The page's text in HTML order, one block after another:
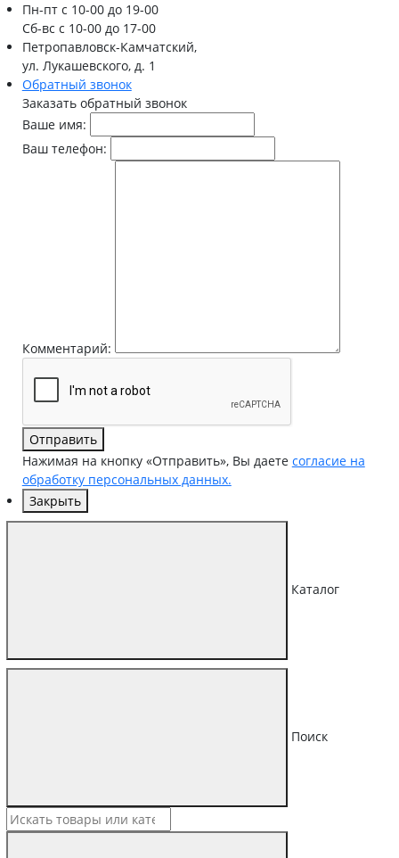
Пн-птс 10-00 до 19-00
Сб-вс с 10-00 до 17-00
Петропавловск-Камчатский,
ул. Лукашевского, д. 1
Обратный звонок
Заказать обратный звонок
Ваше имя:
Ваш телефон:
Комментарий:
Отправить
Нажимая на кнопку «Отправить», Вы даете согласие на
обработку персональных данных.
Закрыть
Каталог
Поиск